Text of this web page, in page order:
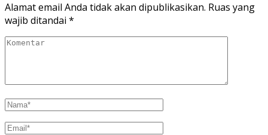
Alamat email Anda tidak akan dipublikasikan. Ruas yang
wajib ditandai *